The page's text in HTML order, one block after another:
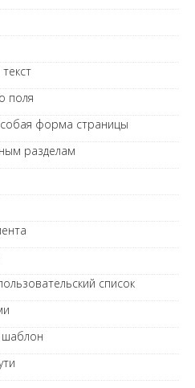
поля
форма страницы
разделам
список
шаблон